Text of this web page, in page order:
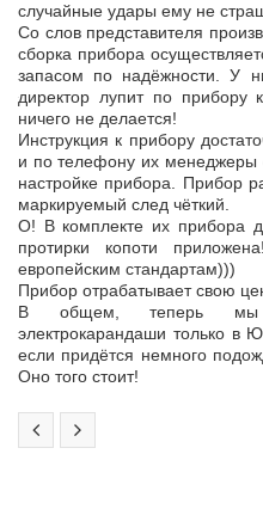
случайные удары ему не
Со слов представителя
сборка прибора
запасом по надёжности. У
директор лупит по прибору
ничего не делается!
Инструкция к прибору
и по телефону их менеджеры
настройке прибора. Прибор
маркируемый след чёткий.
О! В комплекте их прибора
протирки копоти
европейским стандартам)))
Прибор отрабатывает свою
В общем, теперь мы
электрокарандаши только в
если придётся немного
Оно того стоит!